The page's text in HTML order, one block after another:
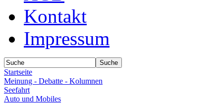
Kontakt
Impressum
Startseite
Meinung - Debatte - Kolumnen
Seefahrt
Auto und Mobiles